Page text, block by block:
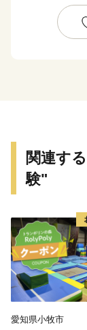
関連す
験"
愛知県小牧市